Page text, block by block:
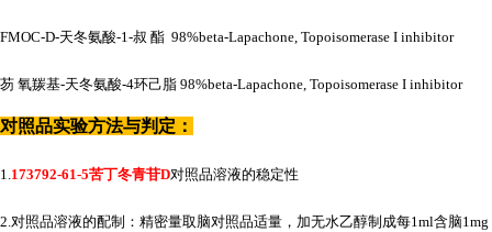
FMOC-D-天冬氨酸-1-叔 酯 98%beta-Lapachone, Topoisomerase I inhibitor
芴 氧羰基-天冬氨酸-4环己脂 98%beta-Lapachone, Topoisomerase I inhibitor
对照品实验方法与判定：
1.173792-61-5苦丁冬青苷D对照品溶液的稳定性
2.对照品溶液的配制：精密量取脑对照品适量，加无水乙醇制成每1ml含脑1mg